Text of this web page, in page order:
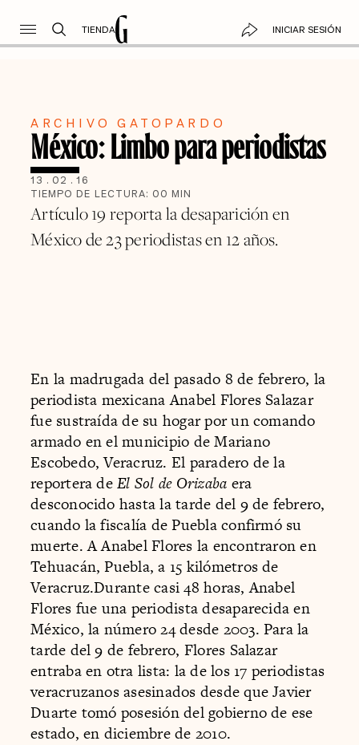
TIENDA INICIAR SESIÓN
ARCHIVO GATOPARDO
México: Limbo para periodistas
13 . 02 . 16
TIEMPO DE LECTURA: 00 MIN
Artículo 19 reporta la desaparición en
México de 23 periodistas en 12 años.
En la madrugada del pasado 8 de febrero, la
periodista mexicana Anabel Flores Salazar
fue sustraída de su hogar por un comando
armado en el municipio de Mariano
Escobedo, Veracruz. El paradero de la
reportera deEl Sol de Orizaba era
desconocido hasta la tarde del 9 de febrero,
cuando la fiscalía de Puebla confirmó su
muerte. A Anabel Flores la encontraron en
Tehuacán, Puebla, a 15 kilómetros de
Veracruz.Durante casi 48 horas, Anabel
Flores fue una periodista desaparecida en
México, la número 24 desde 2003. Para la
tarde del 9 de febrero, Flores Salazar
entraba en otra lista: la de los 17 periodistas
veracruzanos asesinados desde que Javier
Duarte tomó posesión del gobierno de ese
estado, en diciembre de 2010.